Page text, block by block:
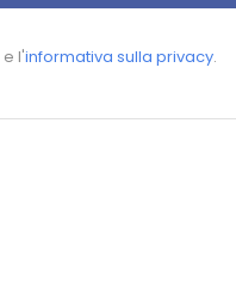
e l'informativa sulla privacy.